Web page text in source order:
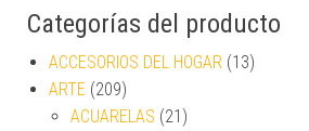
Categorías del producto
ACCESORIOS DEL HOGAR (13)
ARTE (209)
ACUARELAS (21)